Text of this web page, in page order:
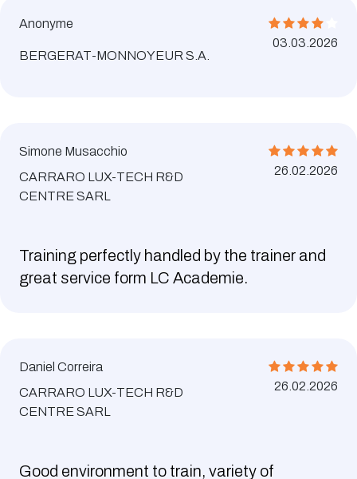
Anonyme
BERGERAT-MONNOYEUR S.A.
03.03.2026
Simone Musacchio
CARRARO LUX-TECH R&D
CENTRE SARL
26.02.2026
Training perfectly handled by the trainer and
great service form LC Academie.
Daniel Correira
CARRARO LUX-TECH R&D
CENTRE SARL
26.02.2026
Good environment to train, variety of